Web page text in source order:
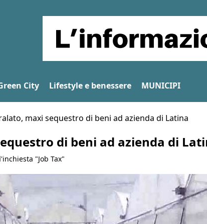
City Lifestyle e benessere MUNICIPI
maxi sequestro di beni ad azienda di Latina
di beni ad azienda di
"Job Tax"